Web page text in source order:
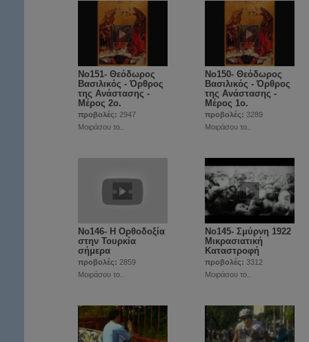
Νο151- Θεόδωρος
Βασιλικός - Όρθρος
της Ανάστασης -
Μέρος 2ο.
προβολές: 2947
Μοιράσου το..
Νο150- Θεόδωρος
Βασιλικός - Όρθρος
της Ανάστασης -
Μέρος 1ο.
προβολές: 3289
Μοιράσου το..
Νο146- Η Ορθοδοξία
στην Τουρκία
σήμερα
προβολές: 2859
Μοιράσου το..
Νο145- Σμύρνη 1922
Μικρασιατική
Καταστροφή
προβολές: 3312
Μοιράσου το..